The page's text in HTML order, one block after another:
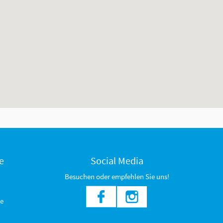
Social Media
Besuchen oder empfehlen Sie uns!